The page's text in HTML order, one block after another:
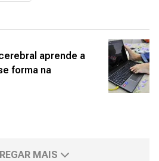
aprende a
forma na
MAIS